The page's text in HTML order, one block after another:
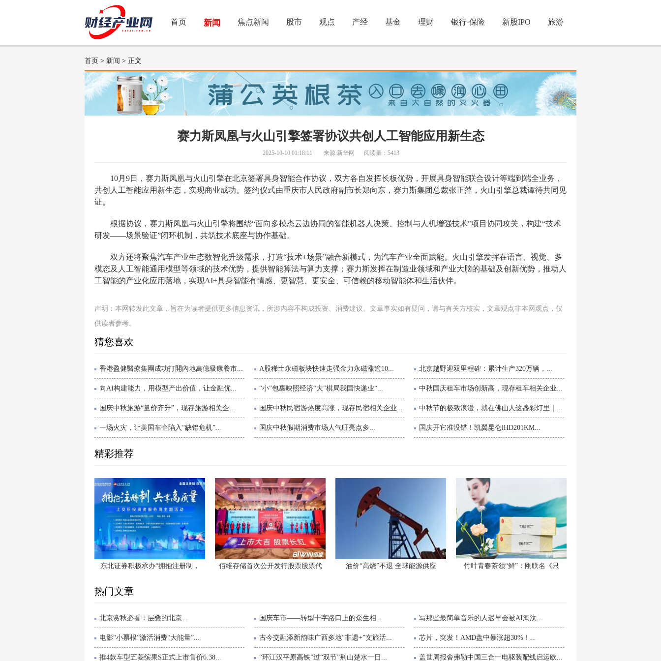
首页 新闻 焦点新闻 股市 观点 产经 基金 理财 银行·保险 新股IPO 旅游
首页 > 新闻 > 正文
赛力斯凤凰与火山引擎签署协议共创人工智能应用新生态
2025-10-10 01:18:11 来源:新华网 阅读量：5413
10月9日，赛力斯凤凰与火山引擎在北京签署具身智能合作协议，双方各自发挥长板优势，开展具身智能联合设计等端到端全业务，
共创人工智能应用新生态，实现商业成功。签约仪式由重庆市人民政府副市长郑向东，赛力斯集团总裁张正萍，火山引擎总裁谭待共同见
证。
根据协议，赛力斯凤凰与火山引擎将围绕“面向多模态云边协同的智能机器人决策、控制与人机增强技术”项目协同攻关，构建“技术
研发——场景验证”闭环机制，共筑技术底座与协作基础。
双方还将聚焦汽车产业生态数智化升级需求，打造“技术+场景”融合新模式，为汽车产业全面赋能。火山引擎发挥在语言、视觉、多
模态及人工智能通用模型等领域的技术优势，提供智能算法与算力支撑；赛力斯发挥在制造业领域和产业大脑的基础及创新优势，推动人
工智能的产业化应用落地，实现AI+具身智能有情感、更智慧、更安全、可信赖的移动智能体和生活伙伴。
声明：本网转发此文章，旨在为读者提供更多信息资讯，所涉内容不构成投资、消费建议。文章事实如有疑问，请与有关方核实，文章观点非本网观点，仅
供读者参考。
猜您喜欢
香港盈健醫療集團成功打開內地萬億級康養市... A股稀土永磁板块快速走强金力永磁涨逾10... 北京越野迎双里程碑：累计生产320万辆，...
向AI构建能力，用模型产出价值，让金融优... “小”包裹映照经济“大”棋局我国快递业“... 中秋国庆租车市场创新高，现存租车相关企业...
国庆中秋旅游“量价齐升”，现存旅游相关企... 国庆中秋民宿游热度高涨，现存民宿相关企业... 中秋节的极致浪漫，就在佛山人这盏彩灯里｜...
一场火灾，让美国车企陷入“缺铝危机”... 国庆中秋假期消费市场人气旺亮点多... 国庆开它准没错！凯翼昆仑iHD201KM...
精彩推荐
东北证券积极承办“拥抱注册制， 佰维存储首次公开发行股票股票代 油价“高烧”不退 全球能源供应 竹叶青春茶领“鲜”：刚联名《只
热门文章
北京赏秋必看：层叠的北京... 国庆车市——转型十字路口上的众生相... 写那些最简单音乐的人迟早会被AI淘汰...
电影“小票根”激活消费“大能量”... 古今交融添新韵味广西多地“非遗+”文旅活... 芯片，突发！AMD盘中暴涨超30%！...
推4款车型五菱缤果S正式上市售价6.38... “环江汉平原高铁”过“双节”荆山楚水一日... 盖世周报舍弗勒中国三合一电驱装配线启运欧...